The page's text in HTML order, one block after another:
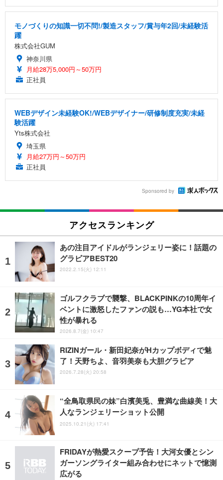
モノづくりの知識一切不問!/製造スタッフ/賞与年2回/未経験活
躍
株式会社GUM
神奈川県
月給28万5,000円～50万円
正社員
WEBデザイン未経験OK!/WEBデザイナー/研修制度充実/未経
験活躍
Yts株式会社
埼玉県
月給27万円～50万円
正社員
Sponsored by
アクセスランキング
あの注目アイドルがランジェリー姿に！話題の
グラビアBEST20
2022.2.15(火) 12:11
ゴルフクラブで襲撃、BLACKPINKの10周年イ
ベントに激怒したファンの説も…YG本社で女
性が暴れる
2026.8.7(金) 10:47
RIZINガール・新田妃奈がHカップボディで魅
了！天野ちよ、音羽美奈も大胆グラビア
2026.7.28(火) 20:58
“全鳥取県民の妹”白濱美兎、豊満な曲線美！大
人なランジェリーショット公開
2025.10.21(火) 17:41
FRIDAYが熱愛スクープ予告！大河女優とシン
ガーソングライター組み合わせにネットで憶測
広がる